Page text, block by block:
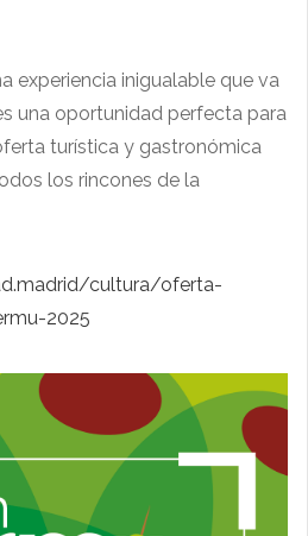
experiencia inigualable que va
una oportunidad perfecta para
turística y gastronómica
los rincones de la
cultura/oferta-
2025